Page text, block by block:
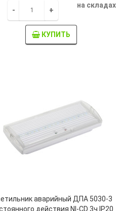
- +
на складах
КУПИТЬ
аварийный ДПА 5030-3
действия NI-CD 3ч IP20